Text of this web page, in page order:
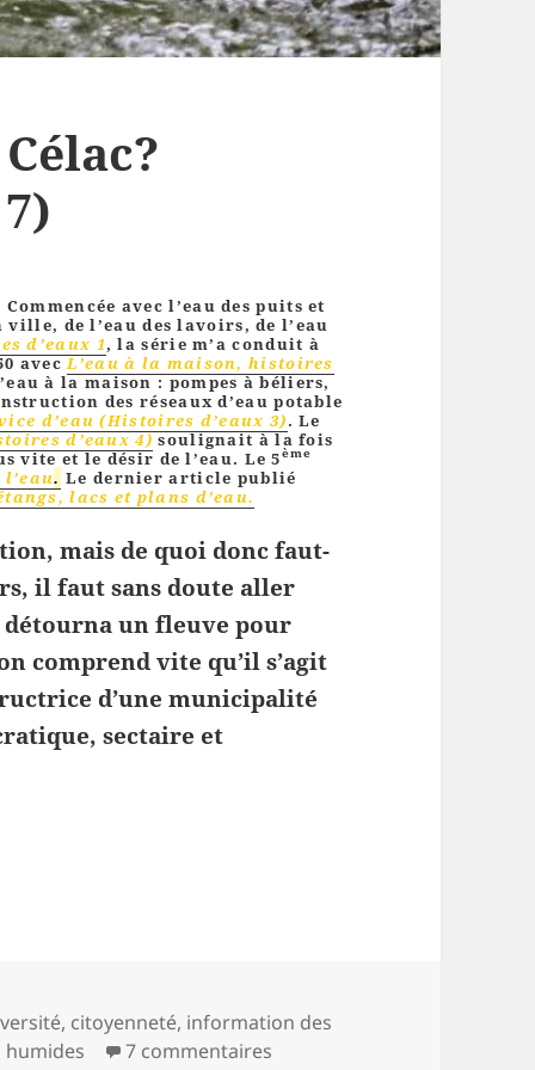
avec l’eau des puits et
de l’eau des lavoirs, de l’eau
d’eaux 1, la série m’a conduit à
avecL’eau à la maison, histoires
à la maison : pompes à béliers,
des réseaux d’eau potable
d’eau (Histoires d’eaux 3). Le
d’eaux 4)soulignait à la fois
vite et le désir de l’eau. Le 5ème
. Le dernier article publié
lacs et plans d’eau.
mais de quoi donc faut-
il faut sans doute aller
détourna un fleuve pour
comprend vite qu’il s’agit
d’une municipalité
sectaire et
Célac? (Histoires d’eaux 7)
, citoyenneté, information des
humides 7 commentaires